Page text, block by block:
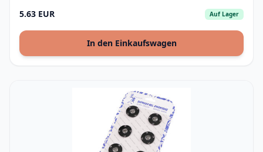
5.63 EUR Auf Lager
In den Einkaufswagen